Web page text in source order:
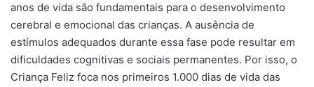
anos de vida são fundamentais para o desenvolvimento
cerebral e emocional das crianças. A ausência de
estímulos adequados durante essa fase pode resultar em
dificuldades cognitivas e sociais permanentes. Por isso, o
Criança Feliz foca nos primeiros 1.000 dias de vida das